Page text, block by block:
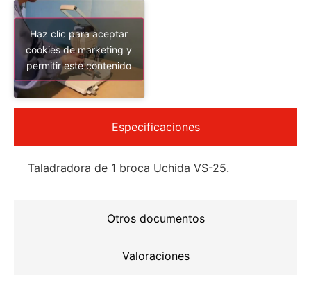
Haz clic para aceptar
cookies de marketing y
permitir este contenido
Especificaciones
Otros documentos
Valoraciones
Taladradora de 1 broca Uchida VS-25.